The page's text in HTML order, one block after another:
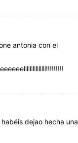
antonia con el
dejao hecha una